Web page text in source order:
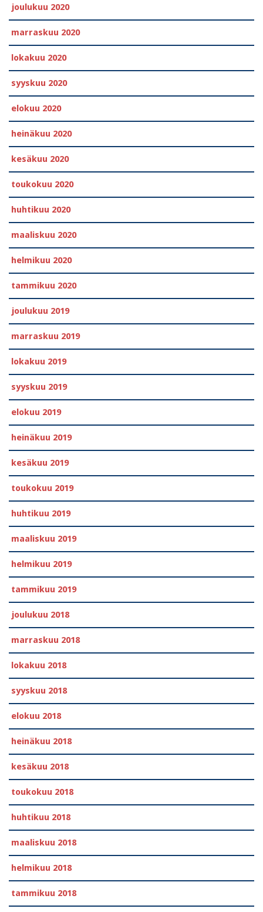
joulukuu 2020
marraskuu 2020
lokakuu 2020
syyskuu 2020
elokuu 2020
heinäkuu 2020
kesäkuu 2020
toukokuu 2020
huhtikuu 2020
maaliskuu 2020
helmikuu 2020
tammikuu 2020
joulukuu 2019
marraskuu 2019
lokakuu 2019
syyskuu 2019
elokuu 2019
heinäkuu 2019
kesäkuu 2019
toukokuu 2019
huhtikuu 2019
maaliskuu 2019
helmikuu 2019
tammikuu 2019
joulukuu 2018
marraskuu 2018
lokakuu 2018
syyskuu 2018
elokuu 2018
heinäkuu 2018
kesäkuu 2018
toukokuu 2018
huhtikuu 2018
maaliskuu 2018
helmikuu 2018
tammikuu 2018